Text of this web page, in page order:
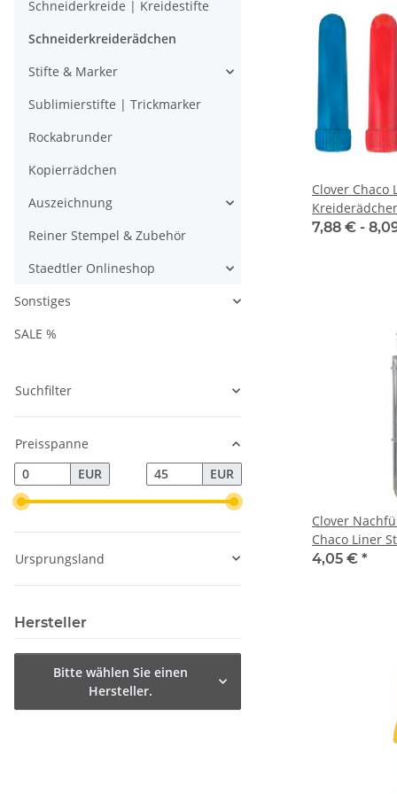
Clover Chaco
7,88 € -
Clover
Chaco Liner
2,5g
4,05 € *
Schneiderkreide | Kreidestifte
Schneiderkreiderädchen
Stifte & Marker
Sublimierstifte | Trickmarker
Rockabrunder
Kopierrädchen
Auszeichnung
Reiner Stempel & Zubehör
Staedtler Onlineshop
Sonstiges
SALE %
Suchfilter
Preisspanne
EUR
EUR
Ursprungsland
Hersteller
Bitte wählen Sie einen
Hersteller.